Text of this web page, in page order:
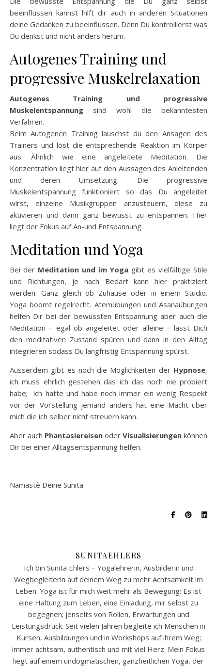
beeinflussen kannst hilft dir auch in anderen Situationen
deine Gedanken zu beeinflussen. Denn Du kontrollierst was
Du denkst und nicht anders herum.
Autogenes Training und
progressive Muskelrelaxation
Autogenes Training und progressive
Muskelentspannung sind wohl die bekanntesten
Verfahren.
Beim Autogenen Training lauschst du den Ansagen des
Trainers und löst die entsprechende Reaktion im Körper
aus. Ähnlich wie eine angeleitete Meditation. Die
Konzentration liegt hier auf den Aussagen des Anleitenden
und deren Umsetzung. Die progressive
Muskelentspannung funktioniert so das Du angeleitet
wirst, einzelne Musikgruppen anzusteuern, diese zu
aktivieren und dann ganz bewusst zu entspannen. Hier
liegt der Fokus auf An-und Entspannung.
Meditation und Yoga
Bei der Meditation und im Yoga gibt es vielfältige Stile
und Richtungen, je nach Bedarf kann hier praktiziert
werden. Ganz gleich ob Zuhause oder in einem Studio.
Yoga boomt regelrecht. Atemübungen und Asanaübungen
helfen Dir bei der bewussten Entspannung aber auch die
Meditation – egal ob angeleitet oder alleine – lässt Dich
den meditativen Zustand spüren und dann in den Alltag
integrieren sodass Du langfristig Entspannung spürst.
Ausserdem gibt es noch die Möglichkeiten der Hypnose,
ich muss ehrlich gestehen das ich das noch nie probiert
habe; ich hatte und habe noch immer ein wenig Respekt
vor der Vorstellung jemand anders hat eine Macht über
mich die ich selber nicht streuern kann.
Aber auch Phantasiereisen oder Visualisierungen können
Dir bei einer Alltagsentspannung helfen.
Namastè Deine Sunita
SUNITAEHLERS
Ich bin Sunita Ehlers – Yogalehrerin, Ausbilderin und
Wegbegleiterin auf deinem Weg zu mehr Achtsamkeit im
Leben. Yoga ist für mich weit mehr als Bewegung: Es ist
eine Haltung zum Leben, eine Einladung, mir selbst zu
begegnen; jenseits von Rollen, Erwartungen und
Leistungsdruck. Seit vielen Jahren begleite ich Menschen in
Kursen, Ausbildungen und in Workshops auf ihrem Weg;
immer achtsam, authentisch und mit viel Herz. Mein Fokus
liegt auf einem undogmatischen, ganzheitlichen Yoga, der